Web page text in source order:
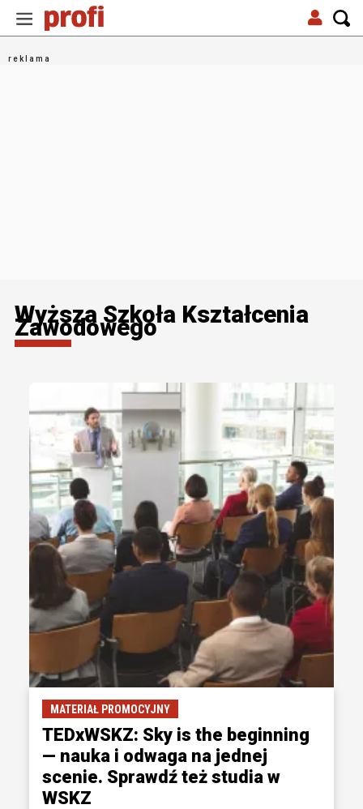
Wyższa Szkoła Kształcenia
Zawodowego
MATERIAŁ PROMOCYJNY
TEDxWSKZ: Sky is the beginning
— nauka i odwaga na jednej
scenie. Sprawdź też studia w
WSKZ